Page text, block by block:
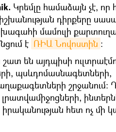
Կրեմլը համաձայն չէ, որ
դիրքերը
մամուլի
է ՌԻԱ Նովոստին ։
են այդպիսի
պսևդոմասնագետների,
շրջանում:
հետ ոչ մի